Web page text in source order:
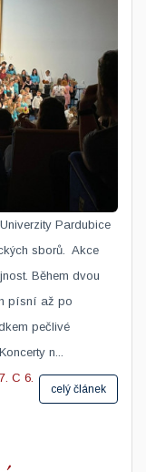
Pardubice
sborů. Akce
Během dvou
písní až po
pečlivé
n...
celý článek
7. C 6.